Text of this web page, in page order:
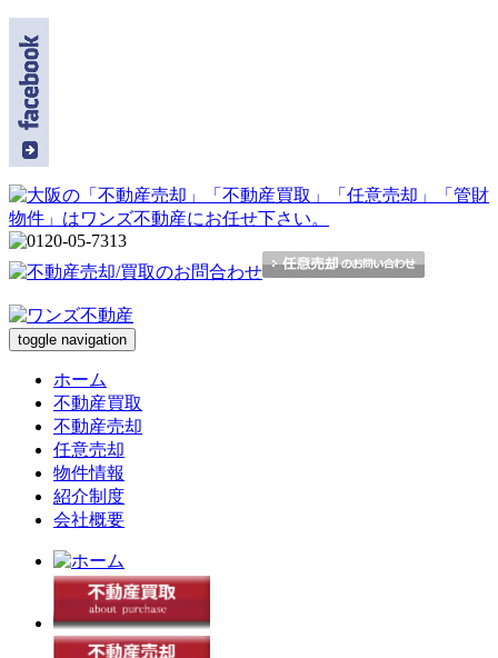
toggle navigation
ホーム
不動産買取
不動産売却
任意売却
物件情報
紹介制度
会社概要